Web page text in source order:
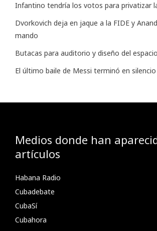
Infantino tendría los votos para privatizar
Dvorkovich deja en jaque a la FIDE y
mando
Butacas para auditorio y diseño del espacio
El último baile de Messi terminó en silencio
Medios donde han
artículos
Habana Radio
Cubadebate
CubaSí
Cubahora